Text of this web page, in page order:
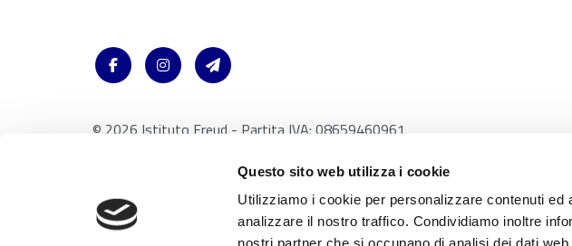
Questo sito web utilizza i cookie
Utilizziamo i cookie per personalizzare contenuti
analizzare il nostro traffico. Condividiamo inoltre
nostri partner che si occupano di analisi dei dati
© 2026 Istituto Freud - Partita IVA: 08659460961